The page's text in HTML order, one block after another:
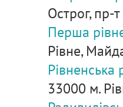
Острог, пр-
Перша
Рівне,
33000 м.